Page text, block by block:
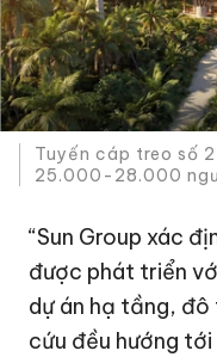
Tuyến cáp treo số
25.000-28.000
“Sun Group xác
được phát triển
dự án hạ tầng, đô
cứu đều hướng